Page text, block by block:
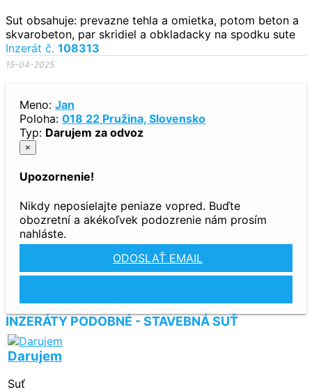
Sut obsahuje: prevazne tehla a omietka, potom beton a
skvarobeton, par skridiel a obkladacky na spodku sute
Inzerát č. 108313
15-04-2025
Meno: Jan
Poloha: 018 22 Pružina, Slovensko
Typ: Darujem za odvoz
×
Upozornenie!
Nikdy neposielajte peniaze vopred. Buďte
obozretní a akékoľvek podozrenie nám prosím
nahláste.
ODOSLAŤ EMAIL
INZERÁTY PODOBNÉ - STAVEBNÁ SUŤ
Darujem
Suť